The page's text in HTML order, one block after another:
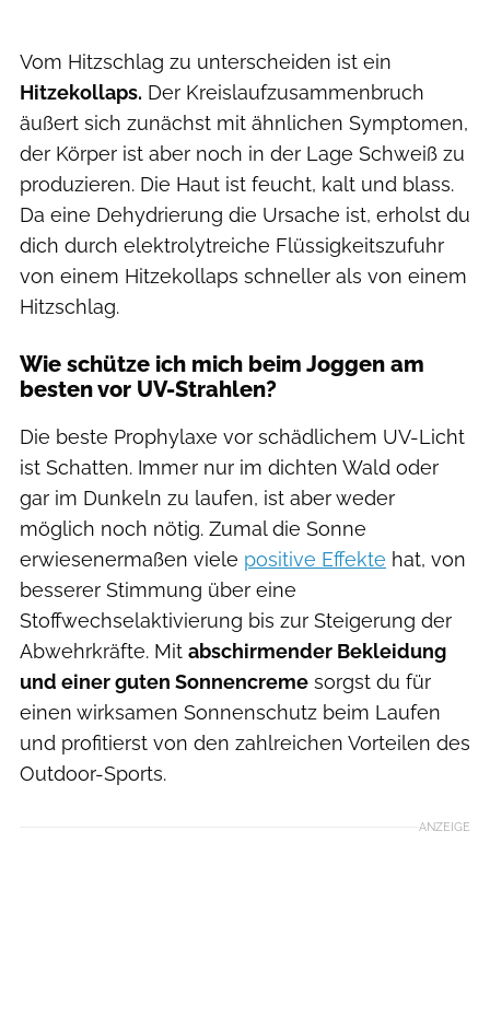
Vom Hitzschlag zu unterscheiden ist ein
Hitzekollaps. Der Kreislaufzusammenbruch
äußert sich zunächst mit ähnlichen Symptomen,
der Körper ist aber noch in der Lage Schweiß zu
produzieren. Die Haut ist feucht, kalt und blass.
Da eine Dehydrierung die Ursache ist, erholst du
dich durch elektrolytreiche Flüssigkeitszufuhr
von einem Hitzekollaps schneller als von einem
Hitzschlag.
Wie schütze ich mich beim Joggen am
besten vor UV-Strahlen?
Die beste Prophylaxe vor schädlichem UV-Licht
ist Schatten. Immer nur im dichten Wald oder
gar im Dunkeln zu laufen, ist aber weder
möglich noch nötig. Zumal die Sonne
erwiesenermaßen viele positive Effekte hat, von
besserer Stimmung über eine
Stoffwechselaktivierung bis zur Steigerung der
Abwehrkräfte. Mit abschirmender Bekleidung
und einer guten Sonnencreme sorgst du für
einen wirksamen Sonnenschutz beim Laufen
und profitierst von den zahlreichen Vorteilen des
Outdoor-Sports.
ANZEIGE